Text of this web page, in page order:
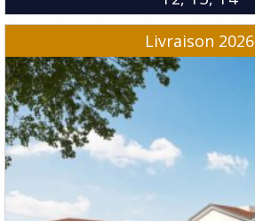
Livraison 2026